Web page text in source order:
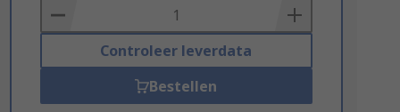
Basket
Controleer leverdata
Bestellen